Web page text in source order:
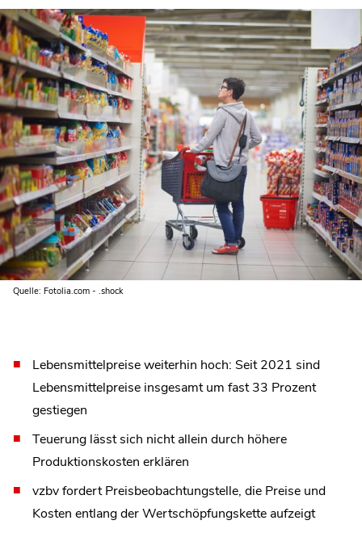
Quelle: Fotolia.com - .shock
Lebensmittelpreise weiterhin hoch: Seit 2021 sind
Lebensmittelpreise insgesamt um fast 33 Prozent
gestiegen
Teuerung lässt sich nicht allein durch höhere
Produktionskosten erklären
vzbv fordert Preisbeobachtungstelle, die Preise und
Kosten entlang der Wertschöpfungskette aufzeigt